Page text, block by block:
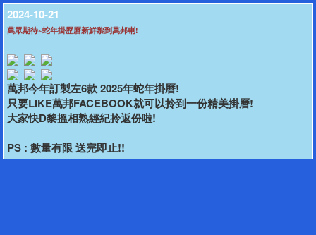
2024-10-21
萬眾期待~蛇年掛歷曆新鮮黎到萬邦喇!
萬邦今年訂製左6款 2025年蛇年掛曆!
只要LIKE萬邦FACEBOOK就可以拎到一份精美掛曆!
大家快D黎搵相熟經紀拎返份啦!
PS : 數量有限 送完即止!!